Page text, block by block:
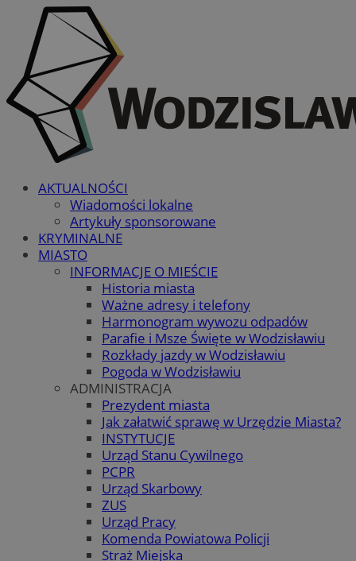
AKTUALNOŚCI
Wiadomości lokalne
Artykuły sponsorowane
KRYMINALNE
MIASTO
INFORMACJE O MIEŚCIE
Historia miasta
Ważne adresy i telefony
Harmonogram wywozu odpadów
Parafie i Msze Święte w Wodzisławiu
Rozkłady jazdy w Wodzisławiu
Pogoda w Wodzisławiu
ADMINISTRACJA
Prezydent miasta
Jak załatwić sprawę w Urzędzie Miasta?
INSTYTUCJE
Urząd Stanu Cywilnego
PCPR
Urząd Skarbowy
ZUS
Urząd Pracy
Komenda Powiatowa Policji
Straż Miejska